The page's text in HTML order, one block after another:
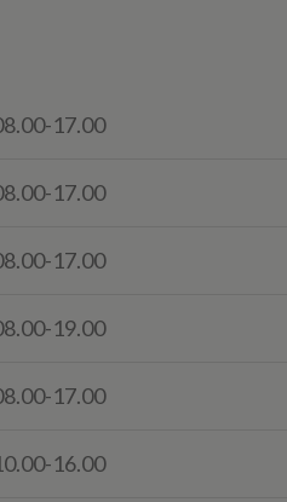
17.00
17.00
17.00
19.00
17.00
16.00